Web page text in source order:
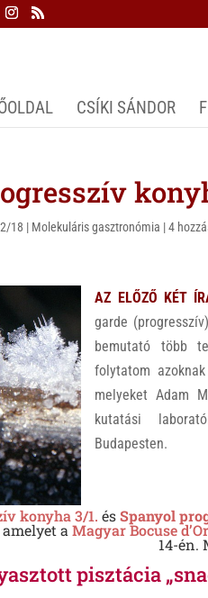
CSÍKI SÁNDOR
18 | Molekuláris gasztronómia |4
AZ ELŐZŐ KÉT
garde
bemutató több
folytatom
melyeket Adam
kutatási
Budapesten.
konyha 3/1. ésSpanyol
a Magyar Bocuse
14-én.
pisztácia